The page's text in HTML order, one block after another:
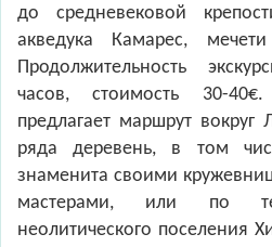
до средневековой
акведука Камарес,
Продолжительность
часов, стоимость 30-
предлагает маршрут
ряда деревень, в том
знаменита своими
мастерами, или по
неолитического поселения